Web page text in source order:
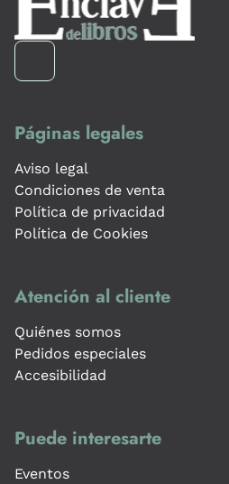
Páginas legales
Aviso legal
Condiciones de venta
Política de privacidad
Política de Cookies
Atención al cliente
Quiénes somos
Pedidos especiales
Accesibilidad
Puede interesarte
Eventos